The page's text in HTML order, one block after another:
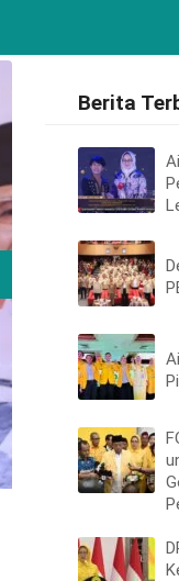
Berita